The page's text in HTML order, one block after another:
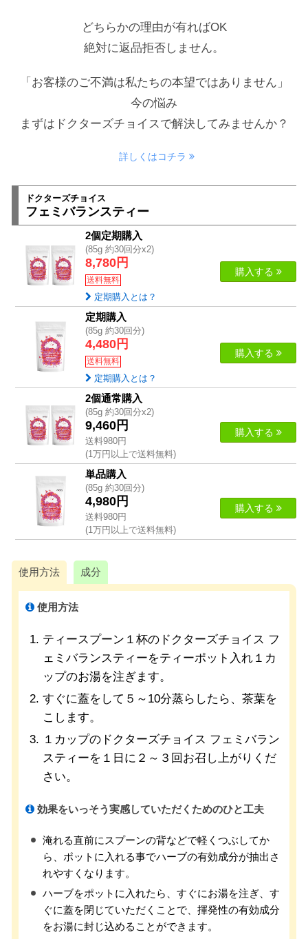
どちらかの理由が有ればOK
絶対に返品拒否しません。
「お客様のご不満は私たちの本望ではありません」
今の悩み
まずはドクターズチョイスで解決してみませんか？
詳しくはコチラ
ドクターズチョイス
フェミバランスティー
2個定期購入
(85g 約30回分x2)
8,780円
送料無料
購入する
定期購入とは？
定期購入
(85g 約30回分)
4,480円
送料無料
購入する
定期購入とは？
2個通常購入
(85g 約30回分x2)
9,460円
送料980円
(1万円以上で送料無料)
購入する
単品購入
(85g 約30回分)
4,980円
送料980円
(1万円以上で送料無料)
購入する
使用方法 成分
使用方法
ティースプーン１杯のドクターズチョイス フ
ェミバランスティーをティーポット入れ１カ
ップのお湯を注ぎます。
すぐに蓋をして５～10分蒸らしたら、茶葉を
こします。
１カップのドクターズチョイス フェミバラン
スティーを１日に２～３回お召し上がりくだ
さい。
効果をいっそう実感していただくためのひと工夫
淹れる直前にスプーンの背などで軽くつぶしてか
ら、ポットに入れる事でハーブの有効成分が抽出さ
れやすくなります。
ハーブをポットに入れたら、すぐにお湯を注ぎ、す
ぐに蓋を閉じていただくことで、揮発性の有効成分
をお湯に封じ込めることができます。